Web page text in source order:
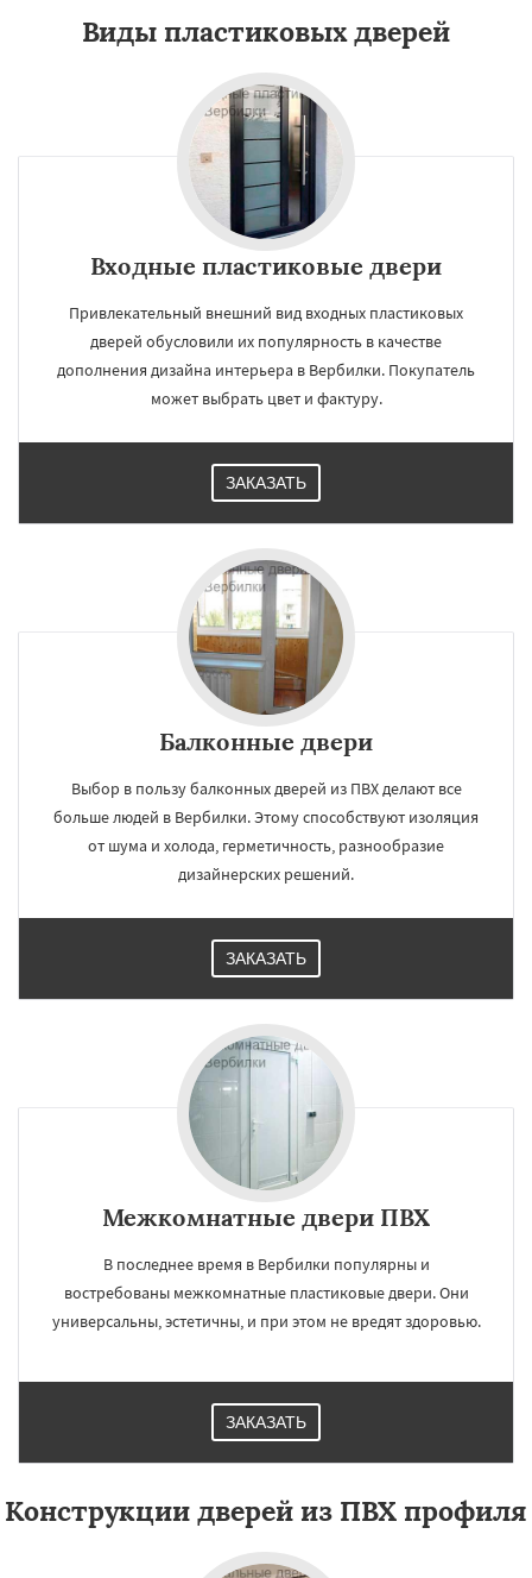
Виды пластиковых дверей
Входные пластиковые двери
Привлекательный внешний вид входных пластиковых
дверей обусловили их популярность в качестве
дополнения дизайна интерьера в Вербилки. Покупатель
может выбрать цвет и фактуру.
ЗАКАЗАТЬ
Балконные двери
Выбор в пользу балконных дверей из ПВХ делают все
больше людей в Вербилки. Этому способствуют изоляция
от шума и холода, герметичность, разнообразие
дизайнерских решений.
ЗАКАЗАТЬ
Межкомнатные двери ПВХ
В последнее время в Вербилки популярны и
востребованы межкомнатные пластиковые двери. Они
универсальны, эстетичны, и при этом не вредят здоровью.
ЗАКАЗАТЬ
Конструкции дверей из ПВХ профиля